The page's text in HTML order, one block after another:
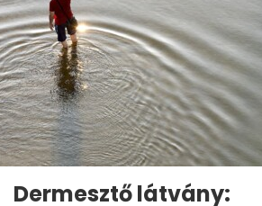
Dermesztő látvány: